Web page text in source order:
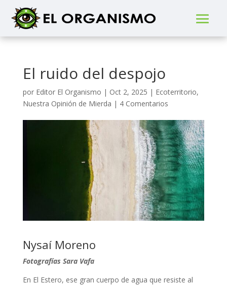
El ruido del despojo
por Editor El Organismo | Oct 2, 2025 | Ecoterritorio,
Nuestra Opinión de Mierda | 4 Comentarios
Nysaí Moreno
Fotografías Sara Vafa
En El Estero, ese gran cuerpo de agua que resiste al